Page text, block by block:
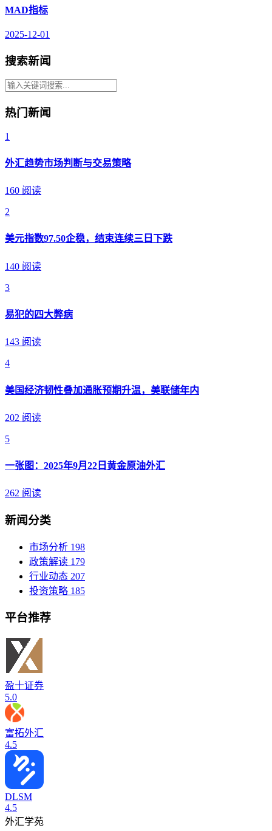
MAD指标
2025-12-01
搜索新闻
热门新闻
1
外汇趋势市场判断与交易策略
160 阅读
2
美元指数97.50企稳，结束连续三日下跌
140 阅读
3
易犯的四大弊病
143 阅读
4
美国经济韧性叠加通胀预期升温，美联储年内
202 阅读
5
一张图：2025年9月22日黄金原油外汇
262 阅读
新闻分类
市场分析 198
政策解读 179
行业动态 207
投资策略 185
平台推荐
盈十证券
5.0
富拓外汇
4.5
DLSM
4.5
外汇学苑